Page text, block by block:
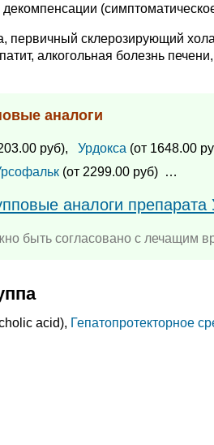
первичный склерозирующий
алкогольная болезнь
аналоги
руб), Урдокса (от 1648.00
(от 2299.00 руб) …
аналоги препарата
быть согласовано с лечащим
acid), Гепатопротекторное